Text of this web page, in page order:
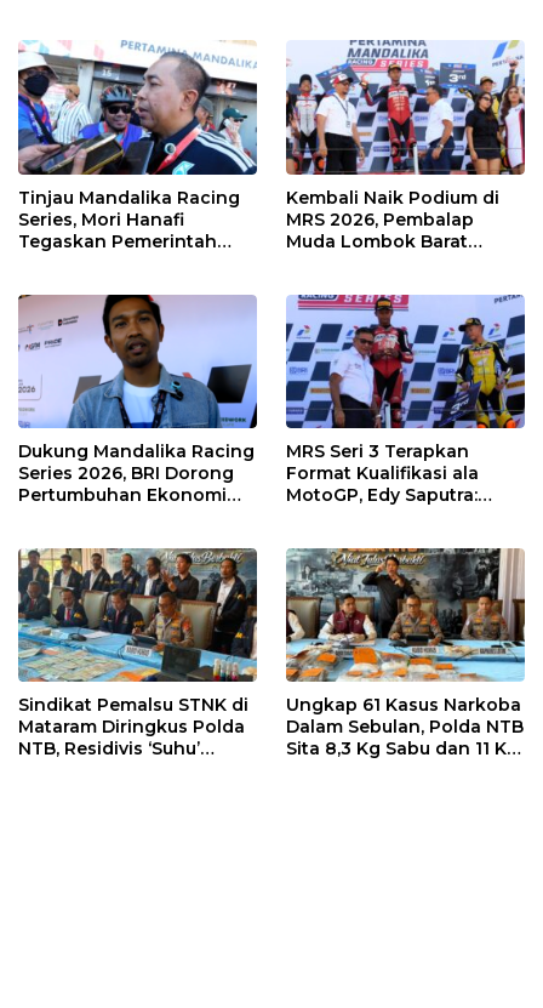
Kawasan
Tinjau Mandalika Racing
Series, Mori Hanafi
Tegaskan Pemerintah
Kembali Naik Podium di
MRS 2026, Pembalap
Muda Lombok Barat
Dukung Mandalika Racing
Series 2026, BRI Dorong
Pertumbuhan Ekonomi
MRS Seri 3 Terapkan
Format Kualifikasi ala
MotoGP, Edy Saputra:
Sindikat Pemalsu STNK di
Mataram Diringkus Polda
NTB, Residivis ‘Suhu’
Ungkap 61 Kasus Narkoba
Dalam Sebulan, Polda NTB
Sita 8,3 Kg Sabu dan 11 Kg